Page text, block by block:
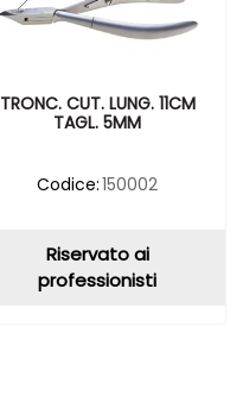
TRONC. CUT. LUNG. 11CM
TAGL. 5MM
Codice:150002
Riservato ai
professionisti